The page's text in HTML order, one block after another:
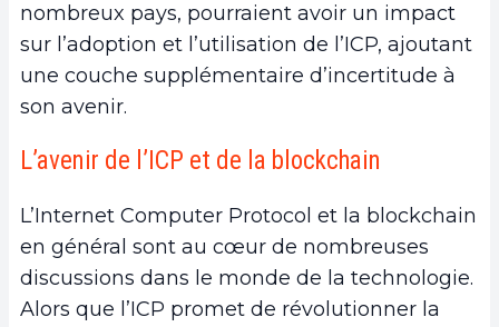
nombreux pays, pourraient avoir un impact
sur l’adoption et l’utilisation de l’ICP, ajoutant
une couche supplémentaire d’incertitude à
son avenir.
L’avenir de l’ICP et de la blockchain
L’Internet Computer Protocol et la blockchain
en général sont au cœur de nombreuses
discussions dans le monde de la technologie.
Alors que l’ICP promet de révolutionner la